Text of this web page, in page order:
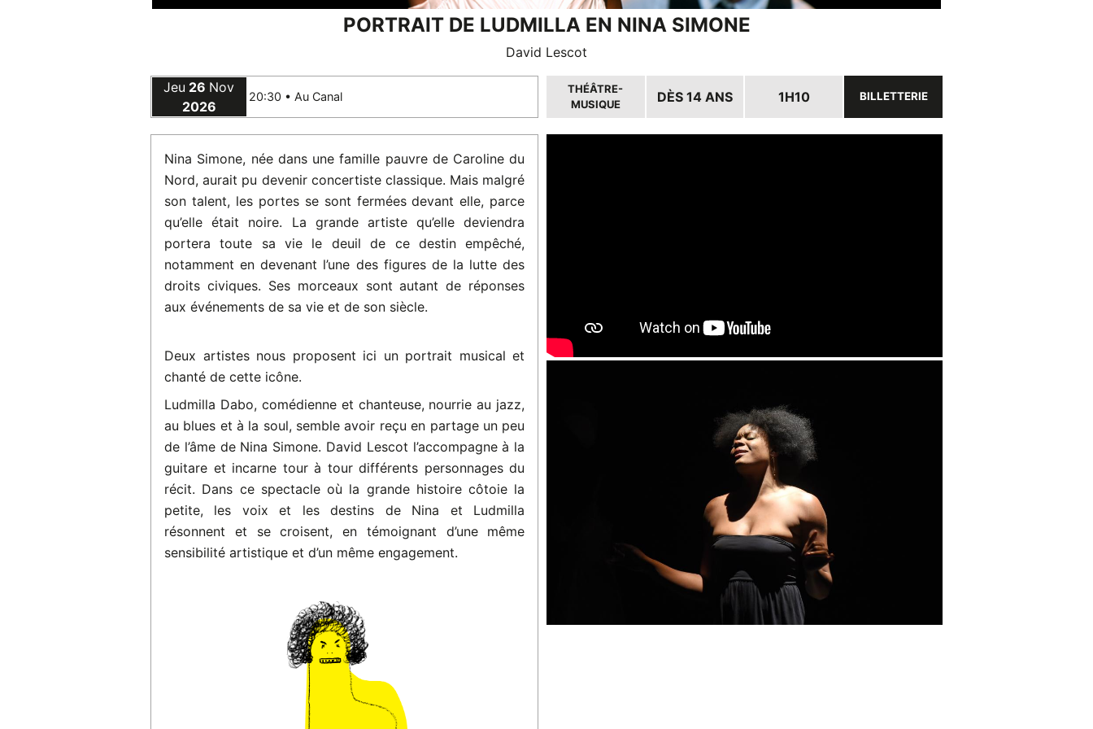
PORTRAIT DE LUDMILLA EN NINA SIMONE
David Lescot
Jeu 26 Nov
2026
20:30 • Au Canal
THÉÂTRE-
MUSIQUE
DÈS 14 ANS 1H10 BILLETTERIE
Nina Simone, née dans une famille pauvre de Caroline du
Nord, aurait pu devenir concertiste classique. Mais malgré
son talent, les portes se sont fermées devant elle, parce
qu’elle était noire. La grande artiste qu’elle deviendra
portera toute sa vie le deuil de ce destin empêché,
notamment en devenant l’une des figures de la lutte des
droits civiques. Ses morceaux sont autant de réponses
aux événements de sa vie et de son siècle.
Deux artistes nous proposent ici un portrait musical et
chanté de cette icône.
Ludmilla Dabo, comédienne et chanteuse, nourrie au jazz,
au blues et à la soul, semble avoir reçu en partage un peu
de l’âme de Nina Simone. David Lescot l’accompagne à la
guitare et incarne tour à tour différents personnages du
récit. Dans ce spectacle où la grande histoire côtoie la
petite, les voix et les destins de Nina et Ludmilla
résonnent et se croisent, en témoignant d’une même
sensibilité artistique et d’un même engagement.